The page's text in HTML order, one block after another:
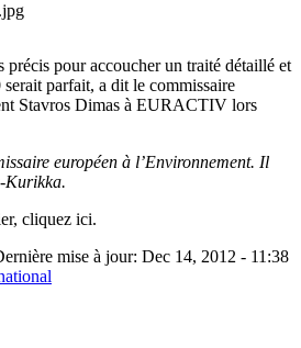
pour accoucher un traité détaillé et
parfait, a dit le commissaire
Stavros Dimas à EURACTIV lors
européen à l’Environnement. Il
Kurikka.
cliquez ici.
mise à jour: Dec 14, 2012 - 11:38